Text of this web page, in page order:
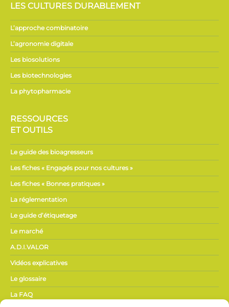
LES CULTURES DURABLEMENT
L’approche combinatoire
L’agronomie digitale
Les biosolutions
Les biotechnologies
La phytopharmacie
RESSOURCES
ET OUTILS
Le guide des bioagresseurs
Les fiches « Engagés pour nos cultures »
Les fiches « Bonnes pratiques »
La réglementation
Le guide d’étiquetage
Le marché
A.D.I.VALOR
Vidéos explicatives
Le glossaire
La FAQ